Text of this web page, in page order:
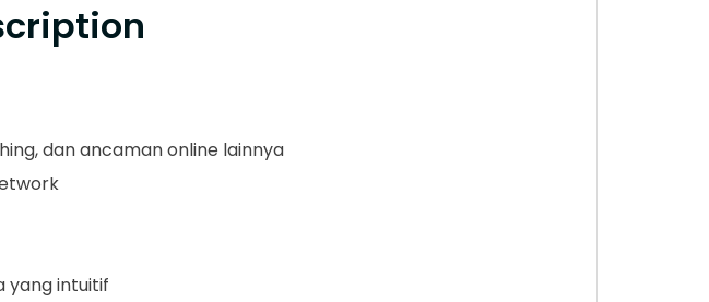
dan ancaman online lainnya
yang intuitif